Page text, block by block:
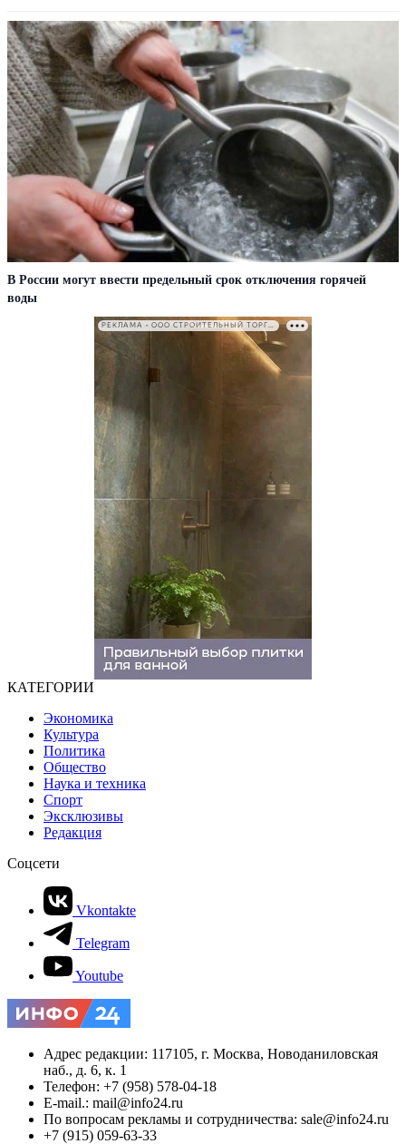
В России могут ввести предельный срок отключения горячей
воды
РЕКЛАМА • ООО СТРОИТЕЛЬНЫЙ ТОРГОВЫЙ ДОМ «ПЕТРОВИЧ». ИНН: 7802348846
КАТЕГОРИИ
Экономика
Культура
Политика
Общество
Наука и техника
Спорт
Эксклюзивы
Редакция
Соцсети
Vkontakte
Telegram
Youtube
Адрес редакции: 117105, г. Москва, Новоданиловская
наб., д. 6, к. 1
Телефон: +7 (958) 578-04-18
E-mail.: mail@info24.ru
По вопросам рекламы и сотрудничества: sale@info24.ru
+7 (915) 059-63-33